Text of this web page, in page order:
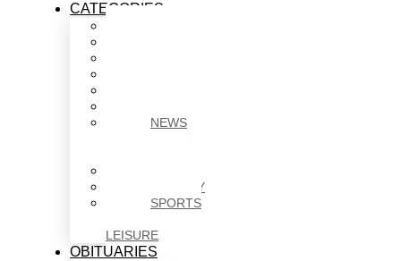
CATEGORIES
NEWS
SOCIETY
SPORTS
LEISURE
OBITUARIES